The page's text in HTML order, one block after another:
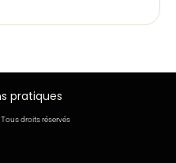
pratiques
droits réservés